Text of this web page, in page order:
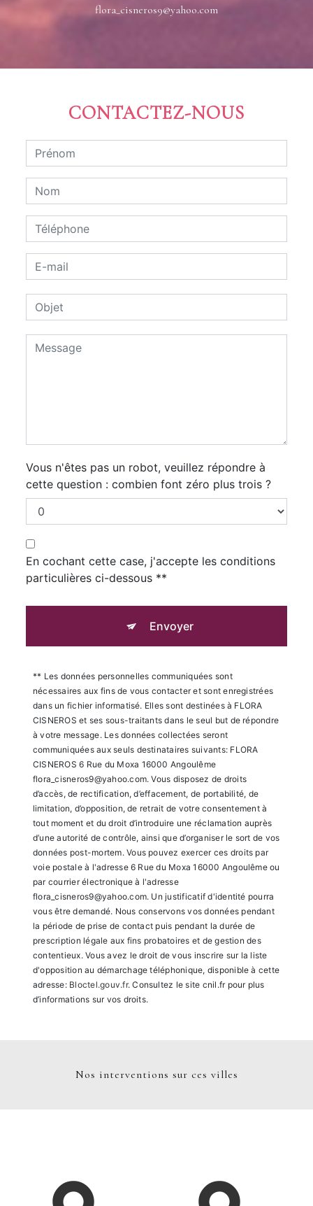
flora_cisneros9@yahoo.com
CONTACTEZ-NOUS
Vous n'êtes pas un robot, veuillez répondre à
cette question : combien font zéro plus trois ?
En cochant cette case, j'accepte les conditions
particulières ci-dessous **
Envoyer
** Les données personnelles communiquées sont
nécessaires aux fins de vous contacter et sont enregistrées
dans un fichier informatisé. Elles sont destinées à FLORA
CISNEROS et ses sous-traitants dans le seul but de répondre
à votre message. Les données collectées seront
communiquées aux seuls destinataires suivants: FLORA
CISNEROS 6 Rue du Moxa 16000 Angoulême
flora_cisneros9@yahoo.com. Vous disposez de droits
d’accès, de rectification, d’effacement, de portabilité, de
limitation, d’opposition, de retrait de votre consentement à
tout moment et du droit d’introduire une réclamation auprès
d’une autorité de contrôle, ainsi que d’organiser le sort de vos
données post-mortem. Vous pouvez exercer ces droits par
voie postale à l'adresse 6 Rue du Moxa 16000 Angoulême ou
par courrier électronique à l'adresse
flora_cisneros9@yahoo.com. Un justificatif d'identité pourra
vous être demandé. Nous conservons vos données pendant
la période de prise de contact puis pendant la durée de
prescription légale aux fins probatoires et de gestion des
contentieux. Vous avez le droit de vous inscrire sur la liste
d'opposition au démarchage téléphonique, disponible à cette
adresse: Bloctel.gouv.fr. Consultez le site cnil.fr pour plus
d’informations sur vos droits.
Nos interventions sur ces villes